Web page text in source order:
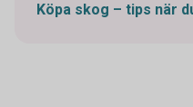
Köpa skog – tips när